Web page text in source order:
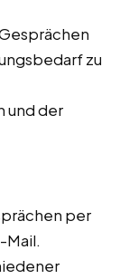
zu
und der
per
Mail.